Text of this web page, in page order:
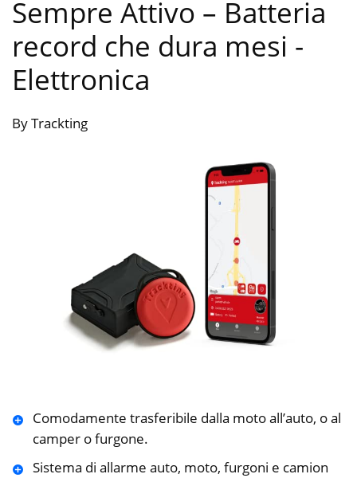
Sempre Attivo – Batteria
record che dura mesi -
Elettronica
By Trackting
Comodamente trasferibile dalla moto all’auto, o al
camper o furgone.
Sistema di allarme auto, moto, furgoni e camion